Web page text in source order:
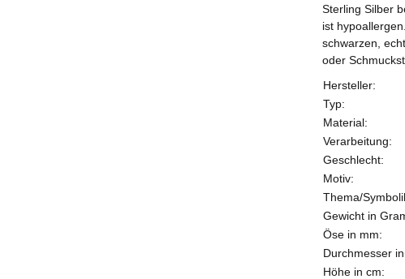
Sterling Silber
ist
schwarzen,
oder
Hersteller:
Typ:
Material:
Verarbeitung:
Geschlecht:
Motiv:
Thema/
Gewicht in
Öse in mm:
Durchmesser
Höhe in cm: